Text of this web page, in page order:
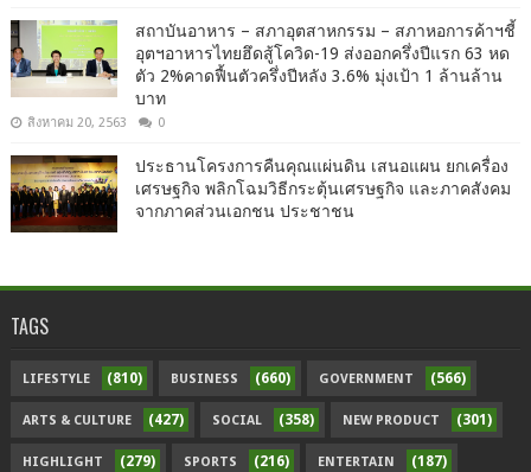
สถาบันอาหาร – สภาอุตสาหกรรม – สภาหอการค้าฯชี้
อุตฯอาหารไทยฮึดสู้โควิด-19 ส่งออกครึ่งปีแรก 63 หด
ตัว 2%คาดฟื้นตัวครึ่งปีหลัง 3.6% มุ่งเป้า 1 ล้านล้าน
บาท
สิงหาคม 20, 2563 0
ประธานโครงการคืนคุณแผ่นดิน เสนอแผน ยกเครื่อง
เศรษฐกิจ พลิกโฉมวิธีกระตุ้นเศรษฐกิจ และภาคสังคม
จากภาคส่วนเอกชน ประชาชน
TAGS
LIFESTYLE (810) BUSINESS (660) GOVERNMENT (566)
ARTS & CULTURE (427) SOCIAL (358) NEW PRODUCT (301)
HIGHLIGHT (279) SPORTS (216) ENTERTAIN (187)